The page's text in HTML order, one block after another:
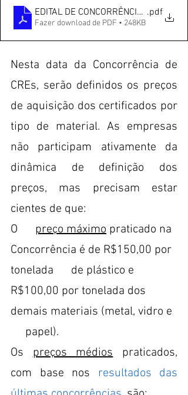
EDITAL DE CONCORRÊNCIA_2021
.pdf
Fazer download de PDF • 248KB
Nesta data da Concorrência de
CREs, serão definidos os preços
de aquisição dos certificados por
tipo de material. As empresas
não participam ativamente da
dinâmica de definição dos
preços, mas precisam estar
cientes de que:
O preço máximo praticado na
Concorrência é de R$150,00 por
tonelada      de plástico e
R$100,00 por tonelada dos
demais materiais (metal, vidro e
     papel).
Os preços médios praticados,
com base nos resultados das